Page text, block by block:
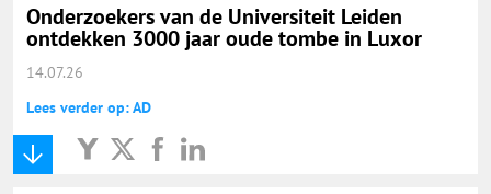
Onderzoekers van de Universiteit Leiden
ontdekken 3000 jaar oude tombe in Luxor
14.07.26
Lees verder op: AD